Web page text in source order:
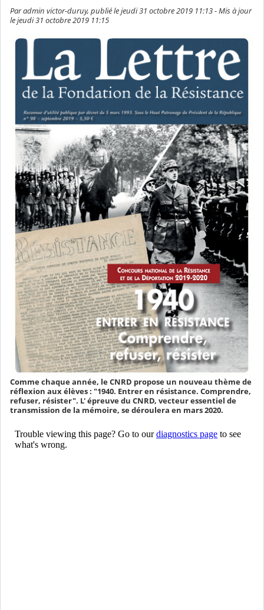
Par admin victor-duruy, publié le jeudi 31 octobre 2019 11:13 - Mis à jour
le jeudi 31 octobre 2019 11:15
Comme chaque année, le CNRD propose un nouveau thème de
réflexion aux élèves : "1940. Entrer en résistance. Comprendre,
refuser, résister". L' épreuve du CNRD, vecteur essentiel de
transmission de la mémoire, se déroulera en mars 2020.